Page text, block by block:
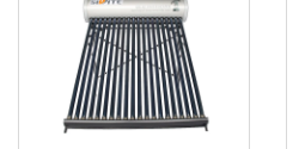
расчёта 0.025 для
систем с двойным
теплообменником,
пластиковый